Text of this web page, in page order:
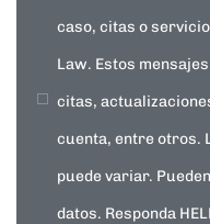
caso, citas o
Law. Estos
citas,
cuenta, entre otros.
puede variar.
datos. Responda